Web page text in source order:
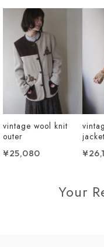
vintage wool knit
outer
¥25,080
jacket
Your